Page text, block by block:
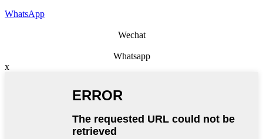
WhatsApp
Wechat
Whatsapp
x